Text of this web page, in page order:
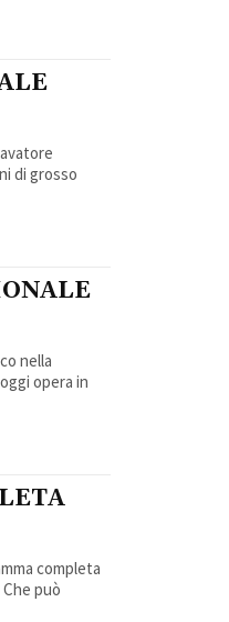
di grosso
nella
opera in
completa
può